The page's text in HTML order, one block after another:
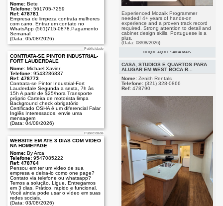
Nome: Bete
Telefone: 561705-7259
Ref: 478781
Empresa de limpeza contrata mulheres
com carro. Entrar em contato no
WhatsApp (561)715-0878.Pagamento
Semanal.
(Data: 05/08/2026)
Publicidade
CONTRATA-SE PINTOR INDUSTRIAL-
FORT LAUDERDALE
Nome: Michael Xavier
Telefone: 9543286837
Ref: 478773
Contrata-se Pintor Industrial-Fort
Lauderdale Segunda a sexta, 7h às
15h A partir de $25/hora Transporte
próprio Carteira de motorista limpa
Background check obrigatório
Certificado OSHA é um diferencial Falar
Inglês Interessados, envie uma
mensagem
(Data: 04/08/2026)
Publicidade
WEBSITE EM ATÉ 3 DIAS COM VÍDEO
NA HOMEPAGE
Nome: By Arca
Telefone: 9547085222
Ref: 478764
Pensou em ter um video de sua
empresa e deixa-lo como one page?
Contato via telefone ou whatsapp?
Temos a solução. Ligue. Entregamos
em 3 dias. Prático, rápido e funcional.
Você ainda pode usar o vídeo em suas
redes sociais.
(Data: 03/08/2026)
Experienced Mozaik Programmer
needed! 4+ years of hands-on
experience and a proven track record
required. Strong attention to detail and
cabinet design skills. Portuguese is a
plus.
(Data: 08/08/2026)
CLIQUE AQUI E SAIBA MAIS
CASA, STUDIOS E QUARTOS PARA
ALUGAR EM WEST BOCA R...
Nome: Zenith Rentals
Telefone: (321) 328-0866
Ref: 478790